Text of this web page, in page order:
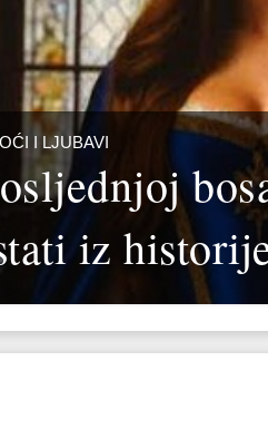
I LJUBAVI
iz